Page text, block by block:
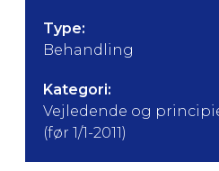
Type:
Behandling
Kategori:
Vejledende og
(før 1/1-2011)